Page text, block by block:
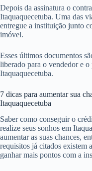
Depois da assinatura o
Itaquaquecetuba. Uma das
entregue a instituição junto
imóvel.
Esses últimos documentos
liberado para o vendedor e
Itaquaquecetuba.
7 dicas para aumentar sua
Itaquaquecetuba
Saber como conseguir o
realize seus sonhos em
aumentar as suas chances,
requisitos já citados existem
ganhar mais pontos com a